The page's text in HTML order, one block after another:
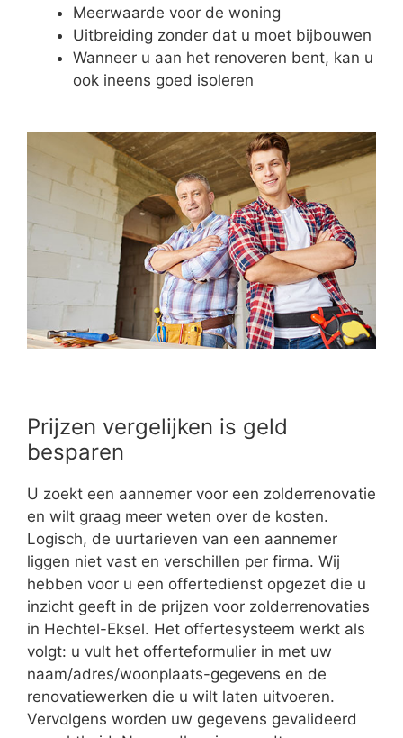
Meerwaarde voor de woning
Uitbreiding zonder dat u moet bijbouwen
Wanneer u aan het renoveren bent, kan u
ook ineens goed isoleren
Prijzen vergelijken is geld
besparen
U zoekt een aannemer voor een zolderrenovatie
en wilt graag meer weten over de kosten.
Logisch, de uurtarieven van een aannemer
liggen niet vast en verschillen per firma. Wij
hebben voor u een offertedienst opgezet die u
inzicht geeft in de prijzen voor zolderrenovaties
in Hechtel-Eksel. Het offertesysteem werkt als
volgt: u vult het offerteformulier in met uw
naam/adres/woonplaats-gegevens en de
renovatiewerken die u wilt laten uitvoeren.
Vervolgens worden uw gegevens gevalideerd